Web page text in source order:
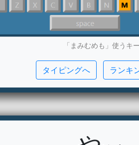
「まみむめも」使うキ
タイピングへ ランキ